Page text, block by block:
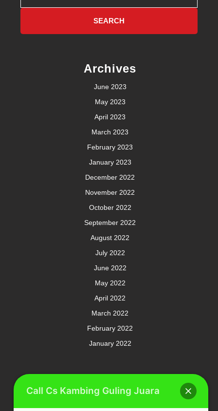
Archives
June 2023
May 2023
April 2023
March 2023
February 2023
January 2023
December 2022
November 2022
October 2022
September 2022
August 2022
July 2022
June 2022
May 2022
April 2022
March 2022
February 2022
January 2022
Meta
Call Cs Kambing Guling Juara